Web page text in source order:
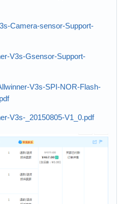
Camera-sensor-Support-
V3s-Gsensor-Support-
V3s-SPI-NOR-Flash-
V3s-_20150805-V1_0.pdf